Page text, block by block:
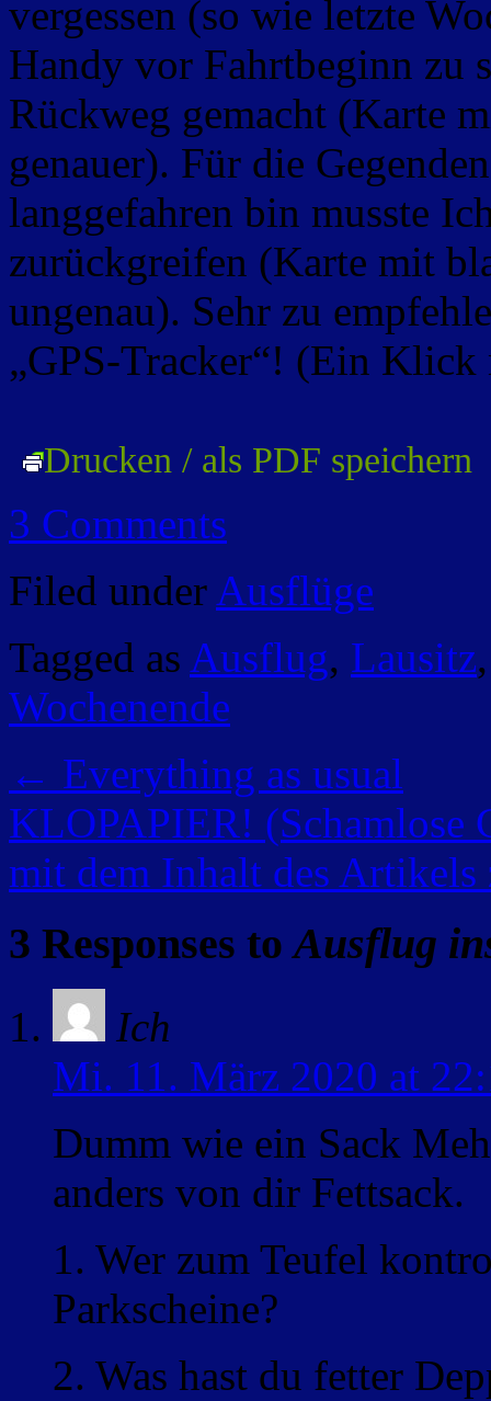
vergessen (so wie letzte
Handy vor Fahrtbeginn zu
Rückweg gemacht (Karte
genauer). Für die
langgefahren bin musste
zurückgreifen (Karte mit
ungenau). Sehr zu
„GPS-Tracker“! (Ein Klick
Drucken / als PDF speichern
3 Comments
Filed under Ausflüge
Tagged as Ausflug, Lausitz
Wochenende
← Everything as usual
KLOPAPIER! (Schamlose
mit dem Inhalt des
3 Responses toAusflug
Ich
Mi. 11. März 2020 at
Dumm wie ein Sack
anders von dir Fettsack.
1. Wer zum Teufel
Parkscheine?
2. Was hast du fetter